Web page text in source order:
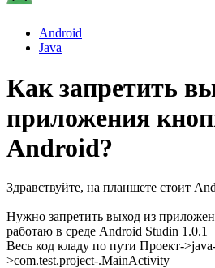
Android
Java
Как запретить
приложения
Android?
Здравствуйте, на планшете стоит
Нужно запретить выход из
работаю в среде Android Studin 1.0.1
Весь код кладу по пути Проект-
>com.test.project-.MainActivity